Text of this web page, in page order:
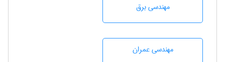
مهندسی برق
مهندسی عمران